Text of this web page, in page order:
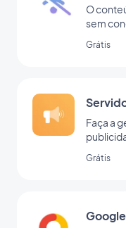
O
sem
Grátis
Faça a
Grátis